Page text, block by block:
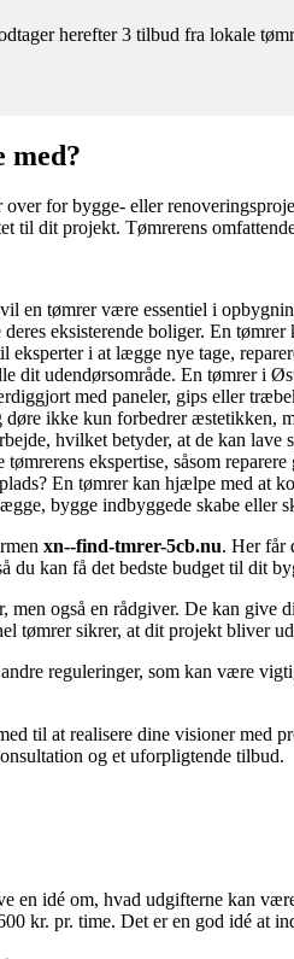
herefter 3 tilbud fra lokale
for bygge- eller
til dit projekt. Tømrerens
en tømrer være essentiel i
eksisterende boliger. En
i at lægge nye tage,
dit udendørsområde. En tømrer i
med paneler, gips eller
ikke kun forbedrer æstetikken,
hvilket betyder, at de kan lave
ekspertise, såsom
En tømrer kan hjælpe med at
bygge indbyggede skabe eller
xn--find-tmrer-5cb.nu. Her får
kan få det bedste budget til dit
også en rådgiver. De kan
tømrer sikrer, at dit projekt bliver
reguleringer, som kan være
til at realisere dine visioner med
og et uforpligtende tilbud.
idé om, hvad udgifterne kan
kr. pr. time. Det er en god idé at